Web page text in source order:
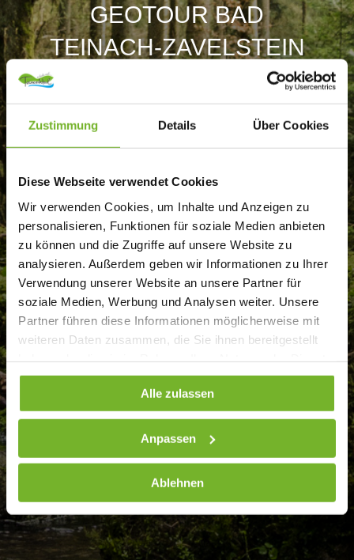
Zustimmung Details Über Cookies
Diese Webseite verwendet Cookies
Wir verwenden Cookies, um Inhalte und Anzeigen zu
personalisieren, Funktionen für soziale Medien anbieten
zu können und die Zugriffe auf unsere Website zu
analysieren. Außerdem geben wir Informationen zu Ihrer
Verwendung unserer Website an unsere Partner für
soziale Medien, Werbung und Analysen weiter. Unsere
Partner führen diese Informationen möglicherweise mit
weiteren Daten zusammen, die Sie ihnen bereitgestellt
gesammelt haben. Weitere Informationen finden Sie auf
DatenschutzseiteAlle zulassen
Anpassen
Ablehnen
GEOTOUR BAD
TEINACH-ZAVELSTEIN